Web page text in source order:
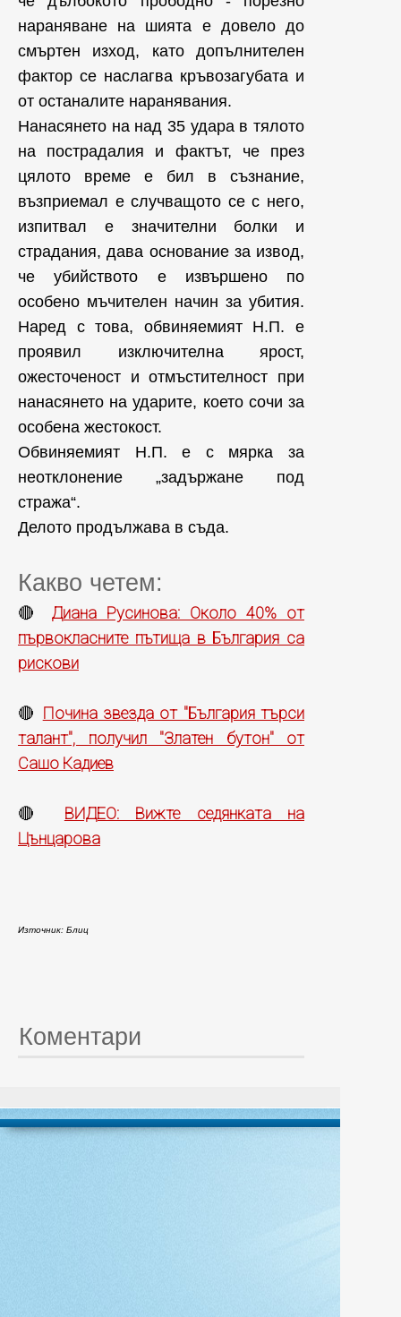
нараняване на шията е довело до
смъртен изход, като допълнителен
фактор се наслагва кръвозагубата и
от останалите наранявания.
Нанасянето на над 35 удара в тялото
на пострадалия и фактът, че през
цялото време е бил в съзнание,
възприемал е случващото се с него,
изпитвал е значителни болки и
страдания, дава основание за извод,
че убийството е извършено по
особено мъчителен начин за убития.
Наред с това, обвиняемият Н.П. е
проявил изключителна ярост,
ожесточеност и отмъстителност при
нанасянето на ударите, което сочи за
особена жестокост.
Обвиняемият Н.П. е с мярка за
неотклонение „задържане под
стража“.
Делото продължава в съда.
Какво четем:
🔴 Диана Русинова: Около 40% от
първокласните пътища в България са
рискови
🔴 Почина звезда от "България търси
талант", получил "Златен бутон" от
Сашо Кадиев
🔴 ВИДЕО: Вижте седянката на
Цънцарова
Източник: Блиц
Коментари